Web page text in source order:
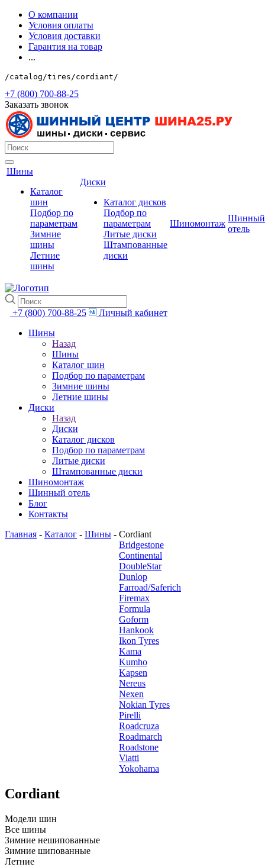
О компании
Условия оплаты
Условия доставки
Гарантия на товар
...
/catalog/tires/cordiant/
+7 (800) 700-88-25
Заказать звонок
Шины
Каталог
шин
Подбор по
параметрам
Зимние
шины
Летние
шины
Диски
Каталог дисков
Подбор по
параметрам
Литые диски
Штампованные
диски
Шиномонтаж
Шинный
отель
+7 (800) 700-88-25
Личный кабинет
Шины
Назад
Шины
Каталог шин
Подбор по параметрам
Зимние шины
Летние шины
Диски
Назад
Диски
Каталог дисков
Подбор по параметрам
Литые диски
Штампованные диски
Шиномонтаж
Шинный отель
Блог
Контакты
Главная - Каталог - Шины - Cordiant
Bridgestone
Continental
DoubleStar
Dunlop
Farroad/Saferich
Firemax
Formula
Goform
Hankook
Ikon Tyres
Kama
Kumho
Kapsen
Nereus
Nexen
Nokian Tyres
Pirelli
Roadcruza
Roadmarch
Roadstone
Viatti
Yokohama
Cordiant
Модели шин
Все шины
Зимние нешипованные
Зимние шипованные
Летние